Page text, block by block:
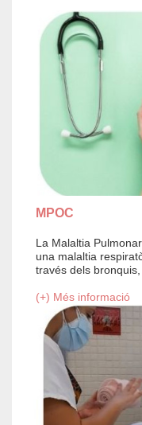
MPOC
La Malaltia
una malaltia
través dels
(+) Més informació